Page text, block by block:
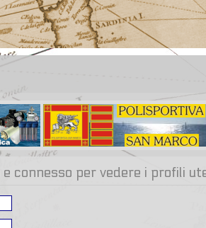
connesso per vedere i profili